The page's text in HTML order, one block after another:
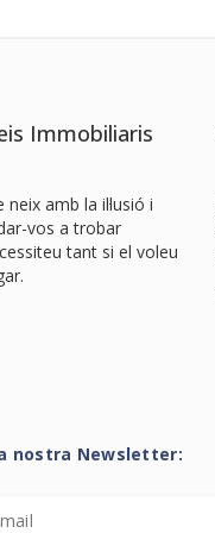
Immobiliaris
amb la il·lusió i
vos a trobar
tant si el voleu
nostra Newsletter: